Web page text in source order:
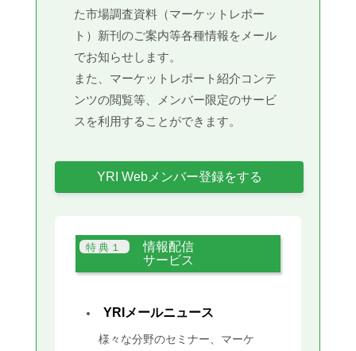
た市場調査資料（マーケットレポー
ト）新刊のご案内等各種情報をメール
でお知らせします。
また、マーケットレポート紹介コンテ
ンツの閲覧等、メンバー限定のサービ
スを利用することができます。
YRI Webメンバー登録をする
情報配信
サービス
YRIメールニュース
様々な分野のセミナー、マーケ